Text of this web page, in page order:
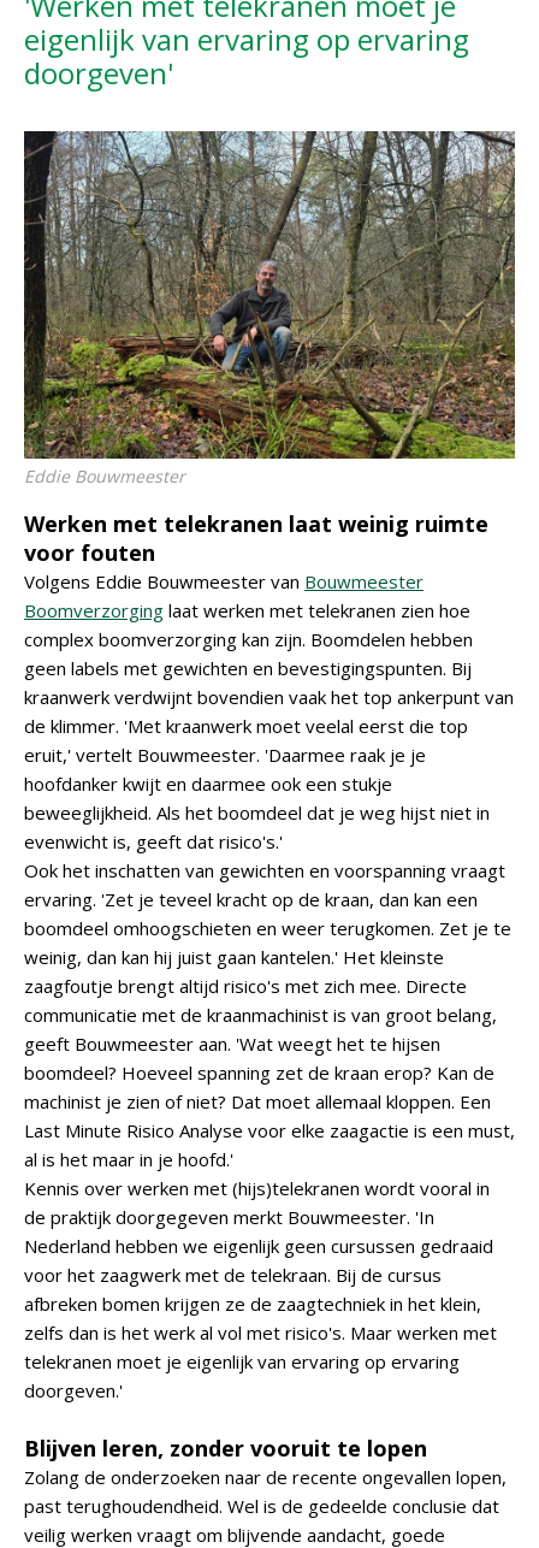
eigenlijk van ervaring op ervaring
doorgeven'
Eddie Bouwmeester
Werken met telekranen laat weinig ruimte
voor fouten
Volgens Eddie Bouwmeester van Bouwmeester
Boomverzorging laat werken met telekranen zien hoe
complex boomverzorging kan zijn. Boomdelen hebben
geen labels met gewichten en bevestigingspunten. Bij
kraanwerk verdwijnt bovendien vaak het top ankerpunt van
de klimmer. 'Met kraanwerk moet veelal eerst die top
eruit,' vertelt Bouwmeester. 'Daarmee raak je je
hoofdanker kwijt en daarmee ook een stukje
beweeglijkheid. Als het boomdeel dat je weg hijst niet in
evenwicht is, geeft dat risico's.'
Ook het inschatten van gewichten en voorspanning vraagt
ervaring. 'Zet je teveel kracht op de kraan, dan kan een
boomdeel omhoogschieten en weer terugkomen. Zet je te
weinig, dan kan hij juist gaan kantelen.' Het kleinste
zaagfoutje brengt altijd risico's met zich mee. Directe
communicatie met de kraanmachinist is van groot belang,
geeft Bouwmeester aan. 'Wat weegt het te hijsen
boomdeel? Hoeveel spanning zet de kraan erop? Kan de
machinist je zien of niet? Dat moet allemaal kloppen. Een
Last Minute Risico Analyse voor elke zaagactie is een must,
al is het maar in je hoofd.'
Kennis over werken met (hijs)telekranen wordt vooral in
de praktijk doorgegeven merkt Bouwmeester. 'In
Nederland hebben we eigenlijk geen cursussen gedraaid
voor het zaagwerk met de telekraan. Bij de cursus
afbreken bomen krijgen ze de zaagtechniek in het klein,
zelfs dan is het werk al vol met risico's. Maar werken met
telekranen moet je eigenlijk van ervaring op ervaring
doorgeven.'
Blijven leren, zonder vooruit te lopen
Zolang de onderzoeken naar de recente ongevallen lopen,
past terughoudendheid. Wel is de gedeelde conclusie dat
veilig werken vraagt om blijvende aandacht, goede